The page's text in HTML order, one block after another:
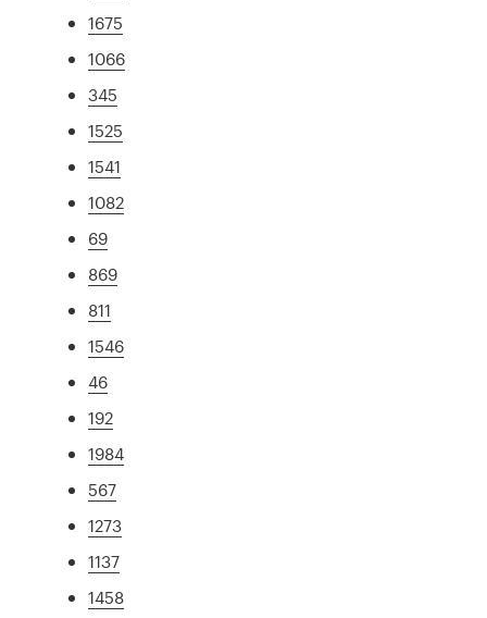
1675
1066
345
1525
1541
1082
69
869
811
1546
46
192
1984
567
1273
1137
1458